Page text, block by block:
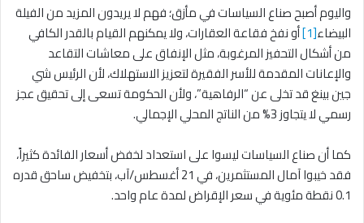
واليوم أصبح صناع السياسات في مأزق؛ فهم لا يريدون المزيد من الفيلة
البيضاء[1] أو نفخ فقاعة العقارات، ولا يمكنهم القيام بالقدر الكافي
من أشكال التحفيز المرغوبة، مثل الإنفاق على معاشات التقاعد
والإعانات المقدمة للأسر الفقيرة لتعزيز الاستهلاك، لأن الرئيس شي
جين بينغ قد تخلى عن “الرفاهية”، ولأن الحكومة تسعى إلى تحقيق عجز
رسمي لا يتجاوز 3% من الناتج المحلي الإجمالي.
كما أن صناع السياسات ليسوا على استعداد لخفض أسعار الفائدة كثيراً،
فقد خيبوا آمال المستثمرين، في 21 أغسطس/آب، بتخفيض ساحق قدره
0.1 نقطة مئوية في سعر الإقراض لمدة عام واحد.